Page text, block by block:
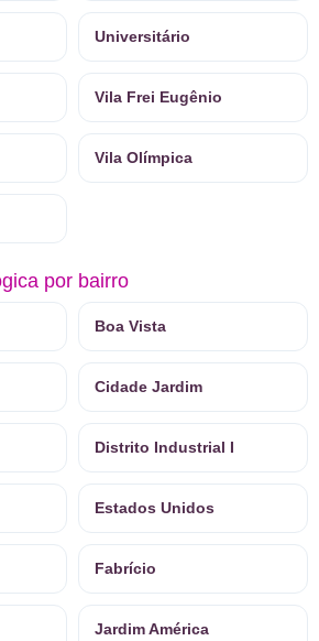
Universitário
Vila Frei Eugênio
Vila Olímpica
por bairro
Boa Vista
Cidade Jardim
Distrito Industrial I
Estados Unidos
Fabrício
Jardim América